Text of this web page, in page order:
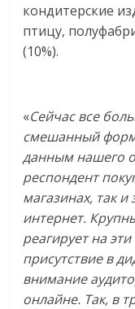
читателем.
кондитерские
птицу,
(10%).
«Сейчас все
смешанный
данным нашего
респондент
магазинах, так
интернет.
реагирует на
присутствие в
внимание
онлайне. Так, в